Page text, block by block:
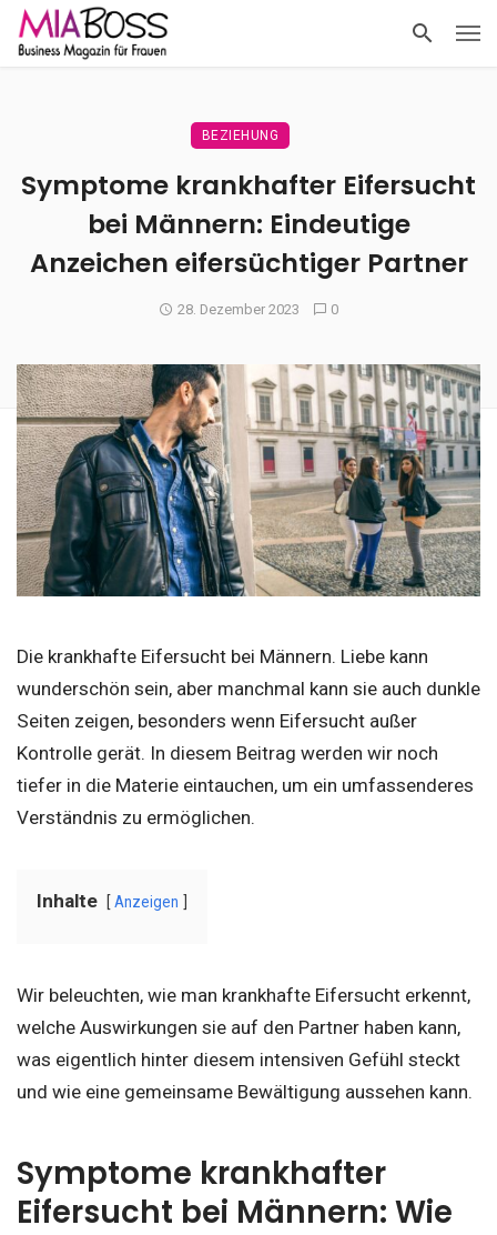
BEZIEHUNG
Symptome krankhafter Eifersucht
bei Männern: Eindeutige
Anzeichen eifersüchtiger Partner
28. Dezember 2023 0
Die krankhafte Eifersucht bei Männern. Liebe kann
wunderschön sein, aber manchmal kann sie auch dunkle
Seiten zeigen, besonders wenn Eifersucht außer
Kontrolle gerät. In diesem Beitrag werden wir noch
tiefer in die Materie eintauchen, um ein umfassenderes
Verständnis zu ermöglichen.
Inhalte Anzeigen
Wir beleuchten, wie man krankhafte Eifersucht erkennt,
welche Auswirkungen sie auf den Partner haben kann,
was eigentlich hinter diesem intensiven Gefühl steckt
und wie eine gemeinsame Bewältigung aussehen kann.
Symptome krankhafter
Eifersucht bei Männern: Wie